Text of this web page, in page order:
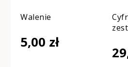
Walenie
5,00 zł